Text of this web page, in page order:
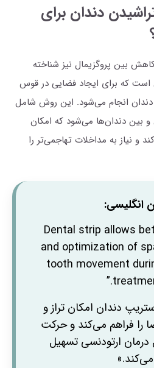
دندان برای
بین پروگزیمال نیز شناخته
که برای ایجاد فضایی در قوس
دندان انجام می‌شود. این روش شامل
بین دندان‌ها می‌شود که امکان
و نیاز به مداخلات تهاجمی‌تر را
انگلیسی:
“Dental strip allows
and optimization of
tooth movement
دندان امکان تراز و
را فراهم می‌کند و حرکت
درمان ارتودنسی تسهیل
می‌کند.»